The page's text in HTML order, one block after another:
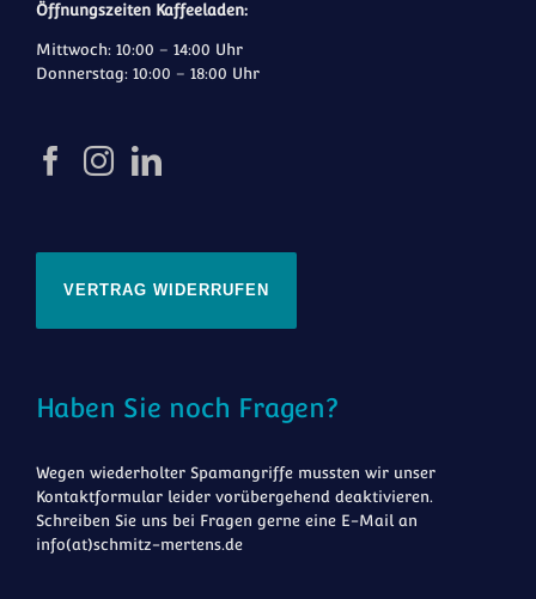
Öffnungszeiten Kaffeeladen:
Mittwoch: 10:00 – 14:00 Uhr
Donnerstag: 10:00 – 18:00 Uhr
VERTRAG WIDERRUFEN
Haben Sie noch Fragen?
Wegen wiederholter Spamangriffe mussten wir unser
Kontaktformular leider vorübergehend deaktivieren.
Schreiben Sie uns bei Fragen gerne eine E-Mail an
info(at)schmitz-mertens.de